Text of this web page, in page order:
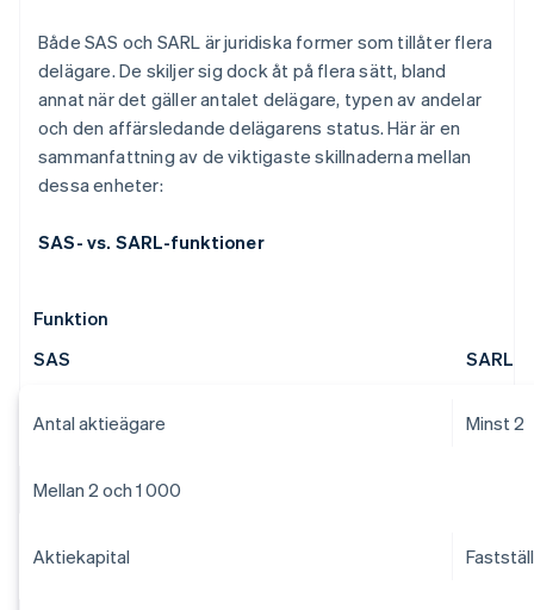
Både SAS och SARL är juridiska former som tillåter flera
delägare. De skiljer sig dock åt på flera sätt, bland
annat när det gäller antalet delägare, typen av andelar
och den affärsledande delägarens status. Här är en
sammanfattning av de viktigaste skillnaderna mellan
dessa enheter:
SAS- vs. SARL-funktioner
Funktion
SAS
SARL
Antal aktieägare Minst 2
Mellan 2 och 1 000
Aktiekapital